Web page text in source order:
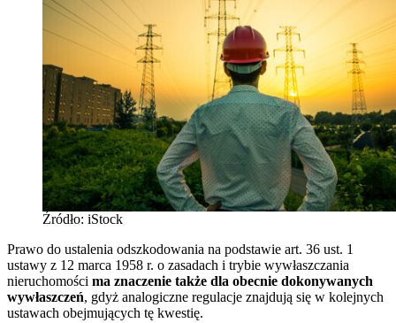
Źródło: iStock
Prawo do ustalenia odszkodowania na podstawie art. 36 ust. 1
ustawy z 12 marca 1958 r. o zasadach i trybie wywłaszczania
nieruchomości ma znaczenie także dla obecnie dokonywanych
wywłaszczeń, gdyż analogiczne regulacje znajdują się w kolejnych
ustawach obejmujących tę kwestię.